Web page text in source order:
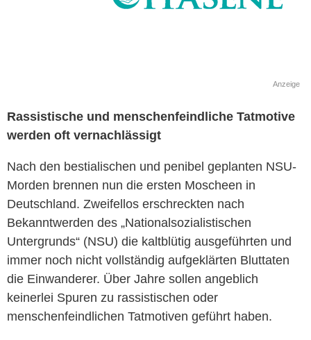
Anzeige
Rassistische und menschenfeindliche Tatmotive
werden oft vernachlässigt
Nach den bestialischen und penibel geplanten NSU-
Morden brennen nun die ersten Moscheen in
Deutschland. Zweifellos erschreckten nach
Bekanntwerden des „Nationalsozialistischen
Untergrunds“ (NSU) die kaltblütig ausgeführten und
immer noch nicht vollständig aufgeklärten Bluttaten
die Einwanderer. Über Jahre sollen angeblich
keinerlei Spuren zu rassistischen oder
menschenfeindlichen Tatmotiven geführt haben.